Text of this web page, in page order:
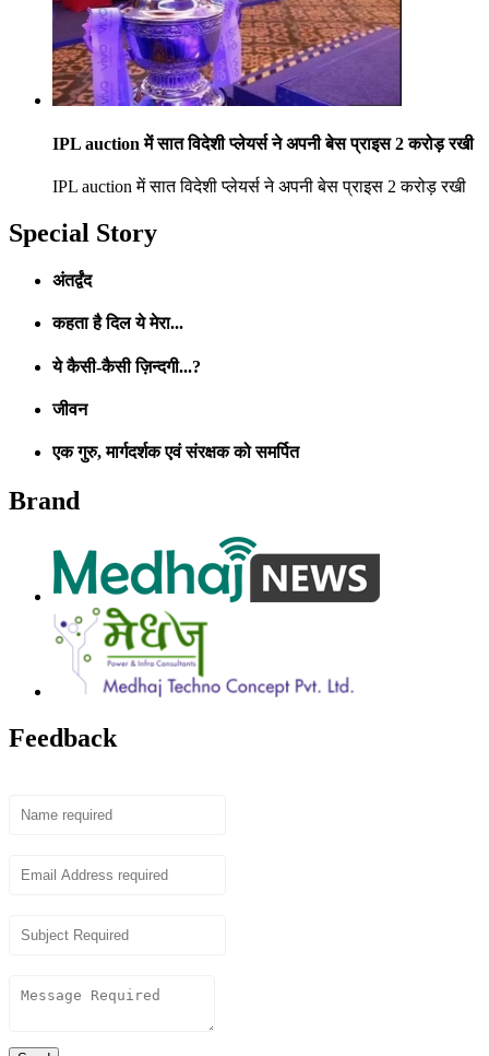
IPL auction में सात विदेशी प्लेयर्स ने अपनी बेस प्राइस 2 करोड़ रखी
IPL auction में सात विदेशी प्लेयर्स ने अपनी बेस प्राइस 2 करोड़ रखी
Special Story
अंतर्द्वंद
कहता है दिल ये मेरा...
ये कैसी-कैसी ज़िन्दगी...?
जीवन
एक गुरु, मार्गदर्शक एवं संरक्षक को समर्पित
Brand
Feedback